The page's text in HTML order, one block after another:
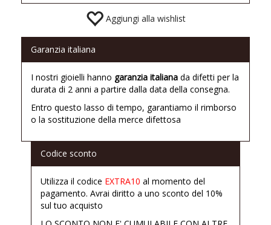
Aggiungi alla wishlist
Garanzia italiana
I nostri gioielli hanno garanzia italiana da difetti per la
durata di 2 anni a partire dalla data della consegna.
Entro questo lasso di tempo, garantiamo il rimborso
o la sostituzione della merce difettosa
Codice sconto
Utilizza il codice EXTRA10 al momento del
pagamento. Avrai diritto a uno sconto del 10%
sul tuo acquisto